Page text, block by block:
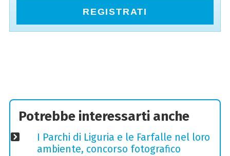
REGISTRATI
Potrebbe interessarti anche
I Parchi di Liguria e le Farfalle nel loro
ambiente, concorso fotografico